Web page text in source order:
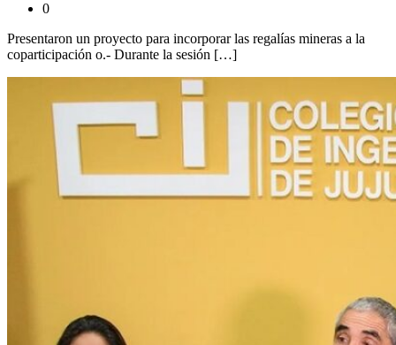
0
Presentaron un proyecto para incorporar las regalías mineras a la
coparticipación o.- Durante la sesión […]